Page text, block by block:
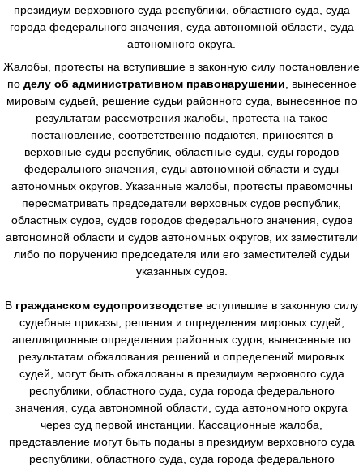
президиум верховного суда республики, областного суда, суда
города федерального значения, суда автономной области, суда
автономного округа.
Жалобы, протесты на вступившие в законную силу постановление
по делу об административном правонарушении , вынесенное
мировым судьей, решение судьи районного суда, вынесенное по
результатам рассмотрения жалобы, протеста на такое
постановление, соответственно подаются, приносятся в
верховные суды республик, областные суды, суды городов
федерального значения, суды автономной области и суды
автономных округов. Указанные жалобы, протесты правомочны
пересматривать председатели верховных судов республик,
областных судов, судов городов федерального значения, судов
автономной области и судов автономных округов, их заместители
либо по поручению председателя или его заместителей судьи
указанных судов.
В гражданском судопроизводстве вступившие в законную силу
судебные приказы, решения и определения мировых судей,
апелляционные определения районных судов, вынесенные по
результатам обжалования решений и определений мировых
судей, могут быть обжалованы в президиум верховного суда
республики, областного суда, суда города федерального
значения, суда автономной области, суда автономного округа
через суд первой инстанции. Кассационные жалоба,
представление могут быть поданы в президиум верховного суда
республики, областного суда, суда города федерального